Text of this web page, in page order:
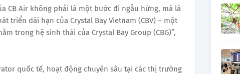
CB Air không phải là một bước đi ngẫu hứng, mà là
triển dài hạn của Crystal Bay Vietnam (CBV) – một
trong hệ sinh thái của Crystal Bay Group (CBG)”,
quốc tế, hoạt động chuyên sâu tại các thị trường